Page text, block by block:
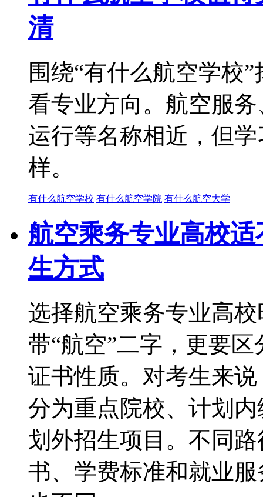
清
围绕“有什么航空学校
看专业方向。航空服
运行等名称相近，但
样。
有什么航空学校 有什么航空学院 有什么航空大学
航空乘务专业高校
生方式
选择航空乘务专业高
带“航空”二字，更要
证书性质。对考生来
分为重点院校、计划
划外招生项目。不同
书、学费标准和就业